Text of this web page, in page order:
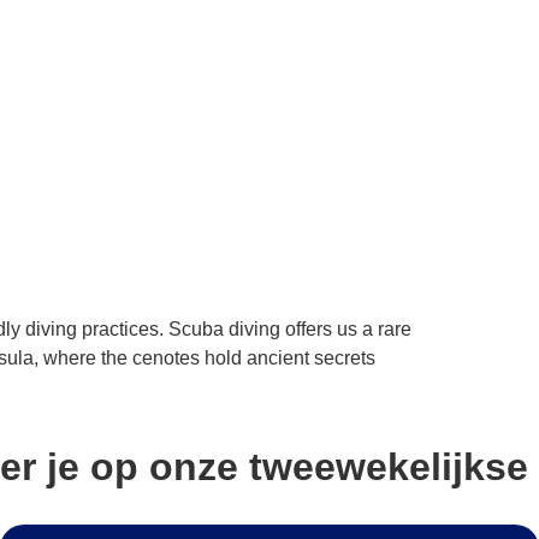
diving practices. Scuba diving offers us a rare
where the cenotes hold ancient secrets
je op onze tweewekelijkse